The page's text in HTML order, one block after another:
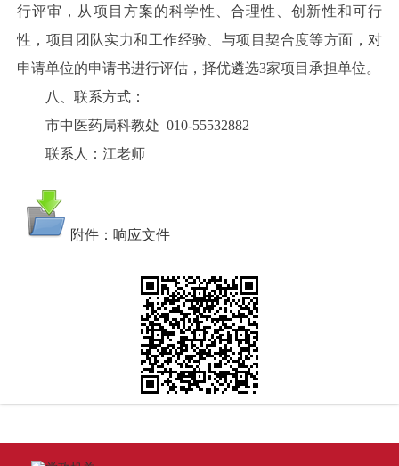
行评审，从项目方案的科学性、合理性、创新性和可行
性，项目团队实力和工作经验、与项目契合度等方面，对
申请单位的申请书进行评估，择优遴选3家项目承担单位。
八、联系方式：
市中医药局科教处 010-55532882
联系人：江老师
附件：响应文件